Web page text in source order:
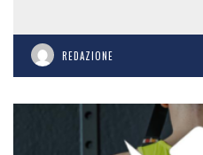
REDAZIONE